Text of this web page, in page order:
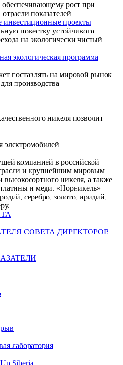
рост при
показателей
инвестиционные проекты
повестку устойчивого
на экологически чистый
экологическая программа
поставлять на мировой рынок
производства
никеля позволит
электромобилей
компанией в российской
и крупнейшим мировым
высокосортного никеля, а также
и меди. «Норникель»
серебро, золото, иридий,
СОВЕТА ДИРЕКТОРОВ
лаборатория
Siberia